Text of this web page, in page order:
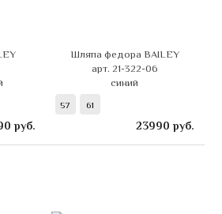
руб.
Шляпа федора BAILEY
арт. 21-322-06
синий
57 61
23990 руб.